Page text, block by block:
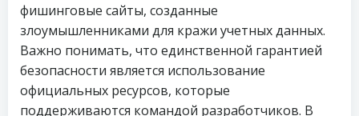
фишинговые сайты, созданные
злоумышленниками для кражи учетных данных.
Важно понимать, что единственной гарантией
безопасности является использование
официальных ресурсов, которые
поддерживаются командой разработчиков. В